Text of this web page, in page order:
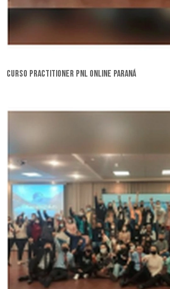
curso practitioner pnl online Paraná